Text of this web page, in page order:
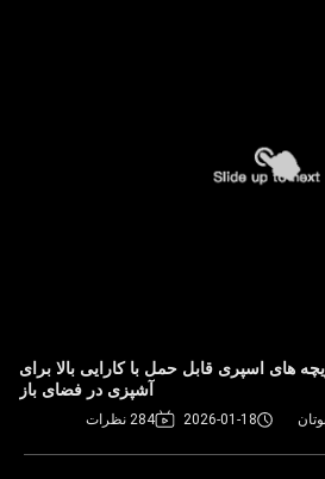
های اسپری قابل حمل با کارایی بالا برای
آشپزی در فضای باز
2026-01-18 284 نظرات